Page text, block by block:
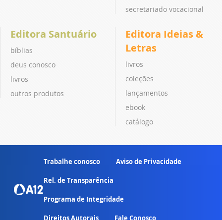
secretariado vocacional
Editora Santuário
bíblias
deus conosco
livros
outros produtos
Editora Ideias &
Letras
livros
coleções
lançamentos
ebook
catálogo
Trabalhe conosco Aviso de Privacidade
Rel. de Transparência
Programa de Integridade
Direitos Autorais Fale Conosco